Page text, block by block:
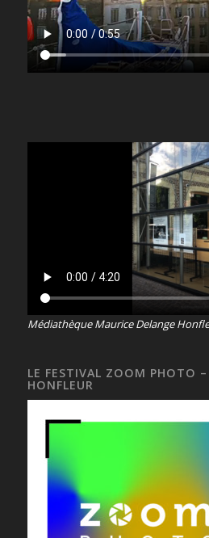
Médiathèque Maurice Delange
LE FESTIVAL ZOOM PHOTO
HONFLEUR